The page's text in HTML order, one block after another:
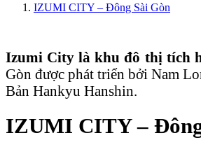
IZUMI CITY – Đông Sài Gòn
Izumi City là khu đô thị tích
Gòn được phát triển bởi Nam
Bản Hankyu Hanshin.
IZUMI CITY –